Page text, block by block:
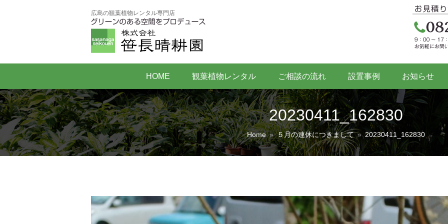
広島の観葉植物レンタル専門店
HOME 観葉植物レンタル ご相談の流れ 設置事例 お知らせ
20230411_162830
Home»５月の連休につきまして» 20230411_162830